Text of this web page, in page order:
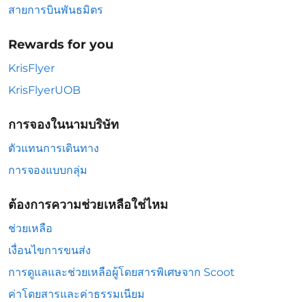
สายการบินพันธมิตร
Rewards for you
KrisFlyer
KrisFlyerUOB
การจองในนามบริษัท
ตัวแทนการเดินทาง
การจองแบบกลุ่ม
ต้องการความช่วยเหลือใช่ไหม
ช่วยเหลือ
เงื่อนไขการขนส่ง
การดูแลและช่วยเหลือผู้โดยสารพิเศษจาก Scoot
ค่าโดยสารและค่าธรรมเนียม